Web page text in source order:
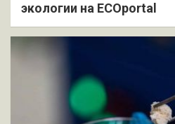
экологии на ECOportal